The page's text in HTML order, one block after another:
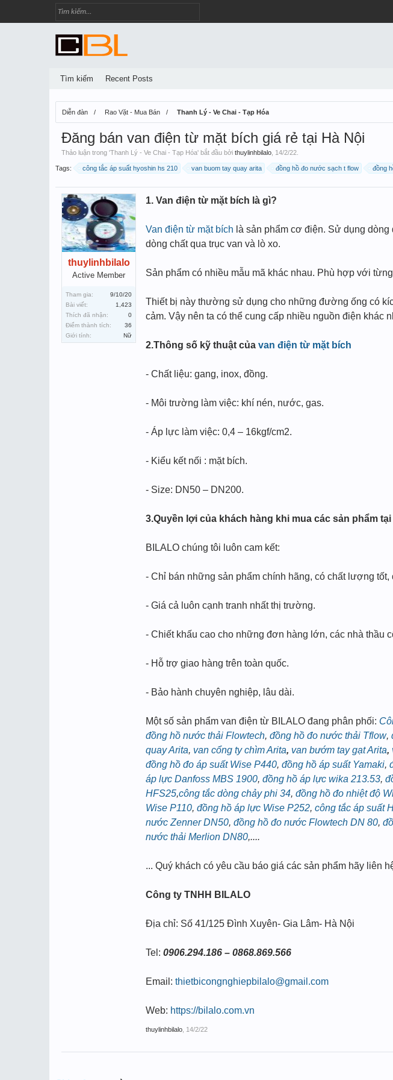
Diễn đàn Rao Vặt - Mua Bán Thanh Lý - Ve Chai - Tạp Hóa
Đăng bán van điện từ mặt bích giá rẻ tại Hà Nội
Thảo luận trong 'Thanh Lý - Ve Chai - Tạp Hóa' bắt đầu bởi thuylinhbilalo 14/2/22
Tags: công tắc áp suất hyoshin hs 210 van buom tay quay arita đồng hồ đo nước sạch t flow đồng
thuylinhbilalo
Active Member
Tham gia:
9/10/20
Bài viết:
1,423
Thích đã nhận:
0
Điểm thành tích:
36
Giới tính:
Nữ
1. Van điện từ mặt bích là gì?
Van điện từ mặt bích là sản phẩm cơ điện. Sử dụng
dòng chất qua trục van và lò xo.
Sản phẩm có nhiều mẫu mã khác nhau. Phù hợp với
Thiết bị này thường sử dụng cho những đường ống có
cảm. Vậy nên ta có thể cung cấp nhiều nguồn điện khác
2.Thông số kỹ thuật của van điện từ mặt bích
- Chất liệu: gang, inox, đồng.
- Môi trường làm việc: khí nén, nước, gas.
- Áp lực làm việc: 0,4 – 16kgf/cm2.
- Kiểu kết nối : mặt bích.
- Size: DN50 – DN200.
3.Quyền lợi của khách hàng khi mua các sản phẩm
BILALO chúng tôi luôn cam kết:
- Chỉ bán những sản phẩm chính hãng, có chất lượng tốt,
- Giá cả luôn cạnh tranh nhất thị trường.
- Chiết khấu cao cho những đơn hàng lớn, các nhà thầu
- Hỗ trợ giao hàng trên toàn quốc.
- Bảo hành chuyên nghiệp, lâu dài.
Một số sản phẩm van điện từ BILALO đang phân phối:
đồng hồ nước thải Flowtech, đồng hồ đo nước thải Tflow,
quay Arita, van cổng ty chìm Arita, van bướm tay gạt Arita,
đồng hồ đo áp suất Wise P440, đồng hồ áp suất Yamaki,
áp lực Danfoss MBS 1900, đồng hồ áp lực wika 213.53,
HFS25,công tắc dòng chảy phi 34, đồng hồ đo nhiệt độ
Wise P110, đồng hồ áp lực Wise P252, công tắc áp suất
nước Zenner DN50, đồng hồ đo nước Flowtech DN 80,
nước thải Merlion DN80,....
... Quý khách có yêu cầu báo giá các sản phẩm hãy liên
Công ty TNHH BILALO
Địa chỉ: Số 41/125 Đình Xuyên- Gia Lâm- Hà Nội
Tel: 0906.294.186 – 0868.869.566
Email: thietbicongnghiepbilalo@gmail.com
Web: https://bilalo.com.vn
thuylinhbilalo 14/2/22
Tìm kiếm Recent Posts